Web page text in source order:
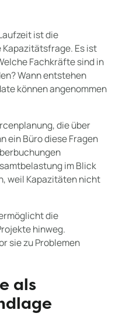
ist die
Es ist
Fachkräfte sind in
Wann entstehen
können angenommen
die über
ein Büro diese Fragen
im Blick
weil Kapazitäten nicht
die
hinweg.
sie zu Problemen
als